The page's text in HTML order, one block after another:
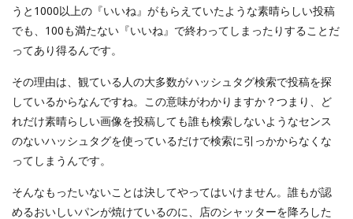
うと1000以上の『いいね』がもらえていたような素晴らしい投稿
でも、100も満たない『いいね』で終わってしまったりすることだ
ってあり得るんです。
その理由は、観ている人の大多数がハッシュタグ検索で投稿を探
しているからなんですね。この意味がわかりますか？つまり、ど
れだけ素晴らしい画像を投稿しても誰も検索しないようなセンス
のないハッシュタグを使っているだけで検索に引っかからなくな
ってしまうんです。
そんなもったいないことは決してやってはいけません。誰もが認
めるおいしいパンが焼けているのに、店のシャッターを降ろした